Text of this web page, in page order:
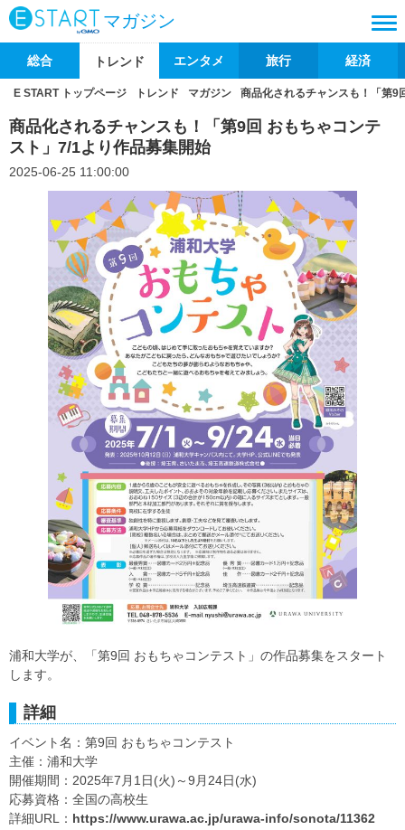
マガジン
総合 トレンド エンタメ 旅行 経済
E START トップページ トレンド マガジン 商品化されるチャンスも！「第9
商品化されるチャンスも！「第9回 おもちゃコンテ
スト」7/1より作品募集開始
2025-06-25 11:00:00
浦和大学が、「第9回 おもちゃコンテスト」の作品募集をスタート
します。
詳細
イベント名：第9回 おもちゃコンテスト
主催：浦和大学
開催期間：2025年7月1日(火)～9月24日(水)
応募資格：全国の高校生
詳細URL： https://www.urawa.ac.jp/urawa-info/sonota/11362